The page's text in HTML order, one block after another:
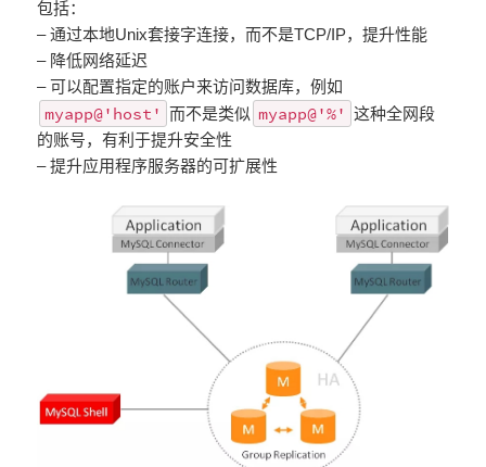
包括：
– 通过本地Unix套接字连接，而不是TCP/IP，提升性能
– 降低网络延迟
– 可以配置指定的账户来访问数据库，例如
myapp@'host' 而不是类似 myapp@'%'
这种全网段
的账号，有利于提升安全性
– 提升应用程序服务器的可扩展性